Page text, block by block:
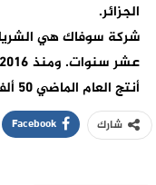
الجزائر.
شركة سوفاك هي
أنتج العام الماضي 50 ألف سيارة.
شارك Facebook